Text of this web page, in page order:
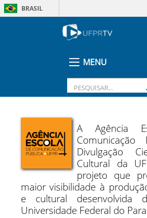
BRASIL
MENU
A Agência
Comunicação
Divulgação
Cultural da
projeto que
maior visibilidade à
e cultural desenvolvida
Universidade Federal do